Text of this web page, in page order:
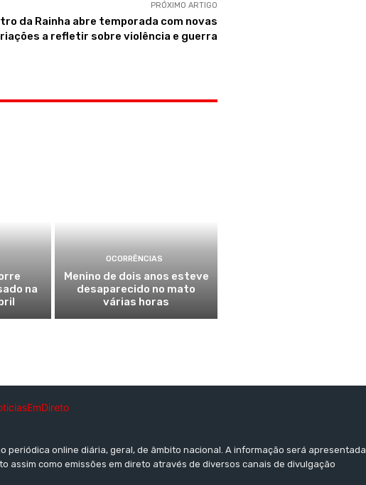
PRÓXIMO ARTIGO
da Rainha abre temporada com novas
a refletir sobre violência e guerra
na
OCORRÊNCIAS
Menino de dois anos esteve
desaparecido no mato
várias horas
periódica online diária, geral, de âmbito nacional. A informação será apresentada
assim como emissões em direto através de diversos canais de divulgação